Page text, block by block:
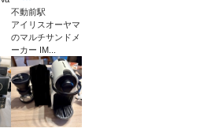
不動前駅
アイリスオーヤマ
のマルチサンドメ
ーカー IM...